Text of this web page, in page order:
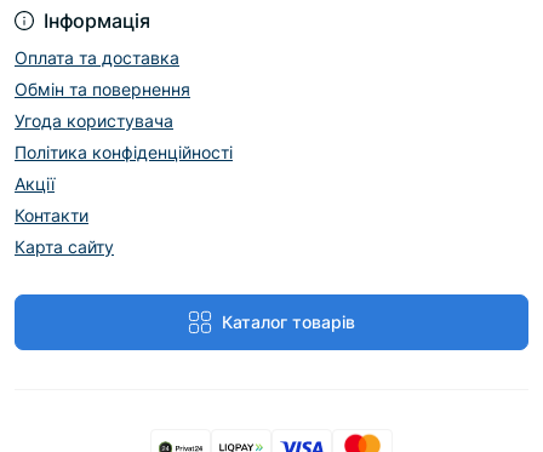
Інформація
Оплата та доставка
Обмін та повернення
Угода користувача
Політика конфіденційності
Акції
Контакти
Карта сайту
Каталог товарів